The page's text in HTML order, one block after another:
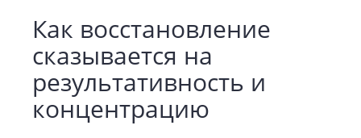
Как восстановление
сказывается на
результативность и
концентрацию